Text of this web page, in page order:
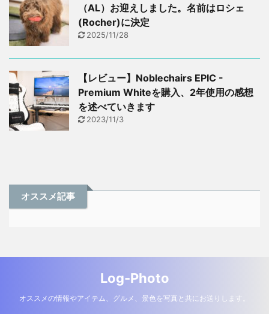
（AL）お迎えしました。名前はロシェ
(Rocher)に決定
2025/11/28
【レビュー】Noblechairs EPIC -
Premium Whiteを購入、2年使用の感想
を述べていきます
2023/11/3
オススメ記事
Log-Photo
オススメの情報やアイテム、グルメ、景色を写真と共にお送りします。